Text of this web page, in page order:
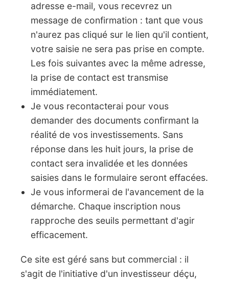
adresse e-mail, vous recevrez un
message de confirmation : tant que vous
n'aurez pas cliqué sur le lien qu'il contient,
votre saisie ne sera pas prise en compte.
Les fois suivantes avec la même adresse,
la prise de contact est transmise
immédiatement.
Je vous recontacterai pour vous
demander des documents confirmant la
réalité de vos investissements. Sans
réponse dans les huit jours, la prise de
contact sera invalidée et les données
saisies dans le formulaire seront effacées.
Je vous informerai de l'avancement de la
démarche. Chaque inscription nous
rapproche des seuils permettant d'agir
efficacement.
Ce site est géré sans but commercial : il
s'agit de l'initiative d'un investisseur déçu,